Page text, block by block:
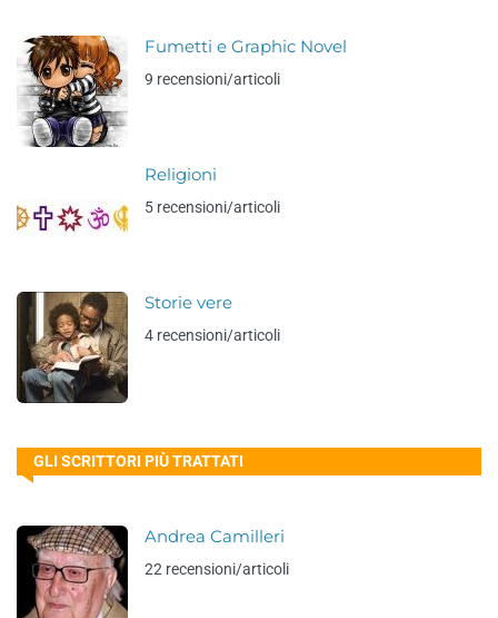
Fumetti e Graphic Novel
9 recensioni/articoli
Religioni
5 recensioni/articoli
Storie vere
4 recensioni/articoli
GLI SCRITTORI PIÙ TRATTATI
Andrea Camilleri
22 recensioni/articoli